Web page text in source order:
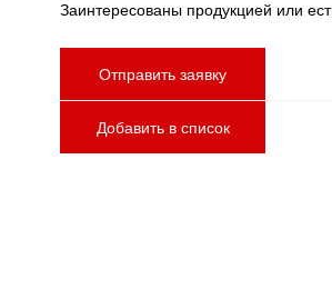
Заинтересованы продукцией или
Отправить заявку
Добавить в список